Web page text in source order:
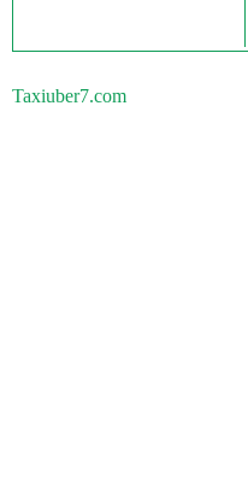
Taxiuber7.com